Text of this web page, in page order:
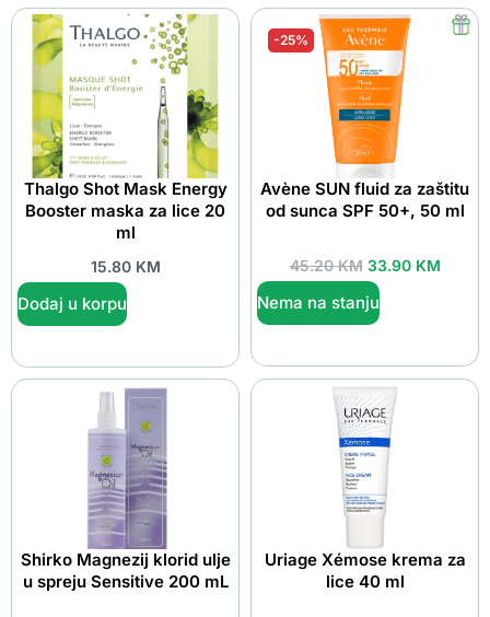
Thalgo Shot Mask Energy
Booster maska za lice 20
ml
15.80 KM
Dodaj u korpu
-25%
Avène SUN fluid za zaštitu
od sunca SPF 50+, 50 ml
45.20KM 33.90 KM
Nema na stanju
Shirko Magnezij klorid ulje
u spreju Sensitive 200 mL
Uriage Xémose krema za
lice 40 ml